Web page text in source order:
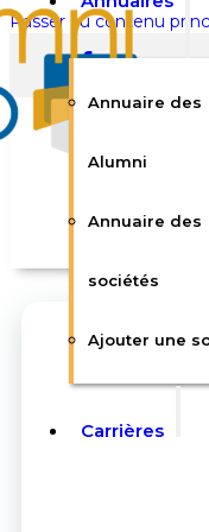
Passer au contenu
Rechercher
Annuaire des
Alumni
Annuaire des
sociétés
Ajouter une
Carrières